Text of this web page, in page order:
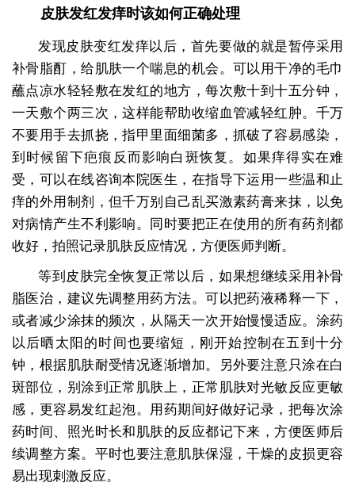
皮肤发红发痒时该如何正确处理
发现皮肤变红发痒以后，首先要做的就是暂停采用
补骨脂酊，给肌肤一个喘息的机会。可以用干净的毛巾
蘸点凉水轻轻敷在发红的地方，每次敷十到十五分钟，
一天敷个两三次，这样能帮助收缩血管减轻红肿。千万
不要用手去抓挠，指甲里面细菌多，抓破了容易感染，
到时候留下疤痕反而影响白斑恢复。如果痒得实在难
受，可以在线咨询本院医生，在指导下运用一些温和止
痒的外用制剂，但千万别自己乱买激素药膏来抹，以免
对病情产生不利影响。同时要把正在使用的所有药剂都
收好，拍照记录肌肤反应情况，方便医师判断。
等到皮肤完全恢复正常以后，如果想继续采用补骨
脂医治，建议先调整用药方法。可以把药液稀释一下，
或者减少涂抹的频次，从隔天一次开始慢慢适应。涂药
以后晒太阳的时间也要缩短，刚开始控制在五到十分
钟，根据肌肤耐受情况逐渐增加。另外要注意只涂在白
斑部位，别涂到正常肌肤上，正常肌肤对光敏反应更敏
感，更容易发红起泡。用药期间好做好记录，把每次涂
药时间、照光时长和肌肤的反应都记下来，方便医师后
续调整方案。平时也要注意肌肤保湿，干燥的皮损更容
易出现刺激反应。